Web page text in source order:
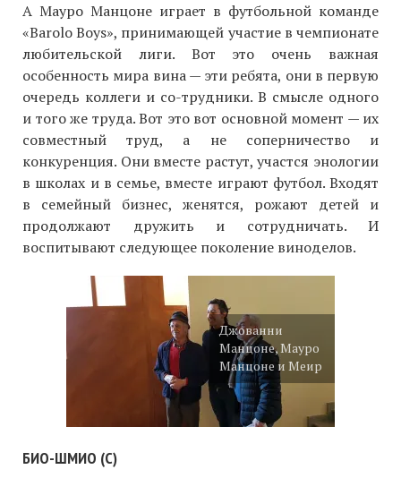
А Мауро Манцоне играет в футбольной команде
«Barolo Boys», принимающей участие в чемпионате
любительской лиги. Вот это очень важная
особенность мира вина — эти ребята, они в первую
очередь коллеги и со-трудники. В смысле одного
и того же труда. Вот это вот основной момент — их
совместный труд, а не соперничество и
конкуренция. Они вместе растут, участся энологии
в школах и в семье, вместе играют футбол. Входят
в семейный бизнес, женятся, рожают детей и
продолжают дружить и сотрудничать. И
воспитывают следующее поколение виноделов.
Джованни
Манцоне, Мауро
Манцоне и Меир
БИО-ШМИО (C)